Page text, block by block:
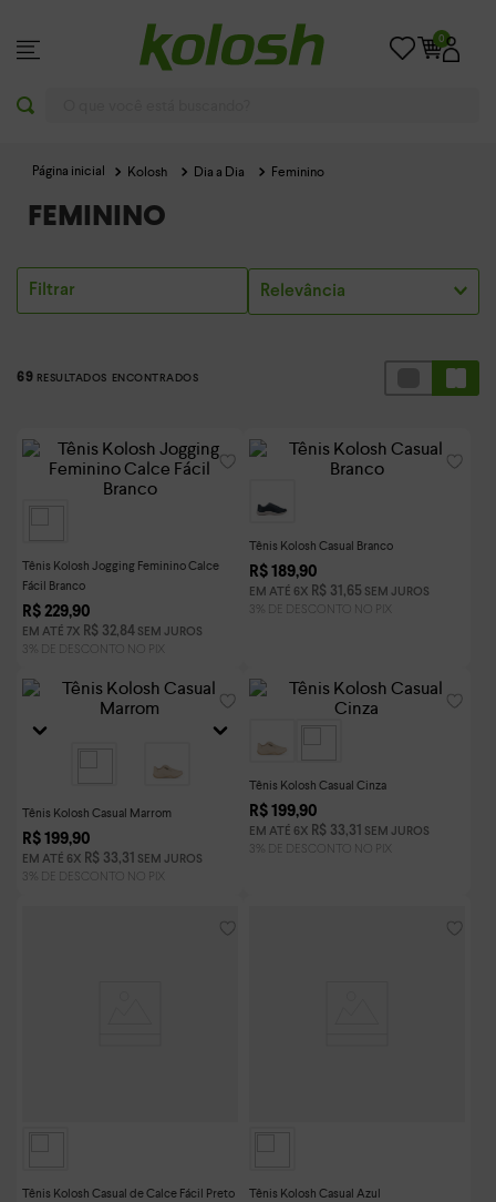
0
O que você está buscando?
Kolosh Dia a Dia Feminino
FEMININO
Filtrar Relevância
69
Tênis Kolosh Jogging Feminino Calce
Fácil Branco
R$ 229,90
EM ATÉ 7X R$ 32,84 SEM JUROS
Tênis Kolosh Casual Branco
R$ 189,90
EM ATÉ 6X R$ 31 ,65 SEM JUROS
Tênis Kolosh Casual Marrom
R$ 199,90
EM ATÉ 6X R$ 33,31 SEM JUROS
Tênis Kolosh Casual Cinza
R$ 199,90
EM ATÉ 6X R$ 33,31 SEM JUROS
Tênis Kolosh Casual de Calce Fácil Preto
Tênis Kolosh Casual Azul